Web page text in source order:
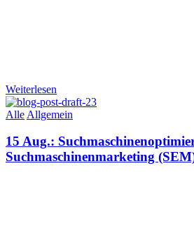
Weiterlesen
Alle Allgemein
15 Aug.:
Suchmaschinenmarketing